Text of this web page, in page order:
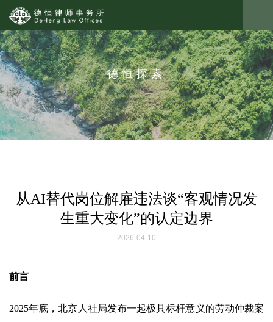
德恒探索
从AI替代岗位解雇违法谈“客观情况发
生重大变化”的认定边界
2026-04-10
前言
2025年底，北京人社局发布一起极具标杆意义的劳动仲裁案